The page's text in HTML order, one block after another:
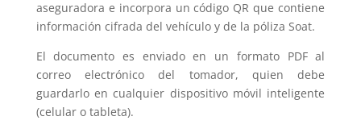
aseguradora e incorpora un código QR que contiene
información cifrada del vehículo y de la póliza Soat.
El documento es enviado en un formato PDF al
correo electrónico del tomador, quien debe
guardarlo en cualquier dispositivo móvil inteligente
(celular o tableta).